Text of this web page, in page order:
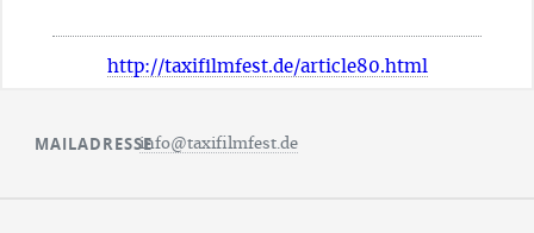
http://taxifilmfest.de/article80.html
MAILADRESSEinfo@taxifilmfest.de